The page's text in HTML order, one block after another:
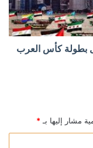
بطولة كأس العرب
مشار إليها بـ *